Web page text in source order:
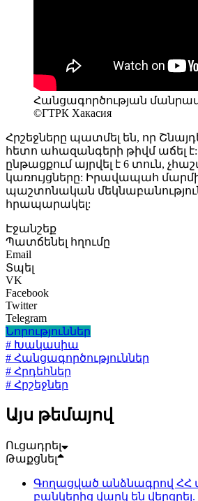
Հանցագործության
©ГТРК Хакасия
Հրշեջները պատմել են, որ
հետո ահազանգերի թիվմ աճել
ընթացքում այրվել է 6 տուն,
կառույցները: Իրավապահ
պաշտոնական
հրապարակել:
Էջանշեք
Պատճենել հղումը
Email
Տպել
VK
Facebook
Twitter
Telegram
Նորություններ
# Խակասիա
# Հանցագործություններ
# Հրդեհներ
# Հրշեջներ
Այս թեմայով
Ուցադրել
Թաքցնել
Գողացված անձնագրով
բանկերից վարկ են